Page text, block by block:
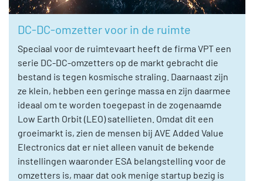
DC-DC-omzetter voor in de ruimte
Speciaal voor de ruimtevaart heeft de firma VPT een
serie DC-DC-omzetters op de markt gebracht die
bestand is tegen kosmische straling. Daarnaast zijn
ze klein, hebben een geringe massa en zijn daarmee
ideaal om te worden toegepast in de zogenaamde
Low Earth Orbit (LEO) satellieten. Omdat dit een
groeimarkt is, zien de mensen bij AVE Added Value
Electronics dat er niet alleen vanuit de bekende
instellingen waaronder ESA belangstelling voor de
omzetters is, maar dat ook menige startup bezig is